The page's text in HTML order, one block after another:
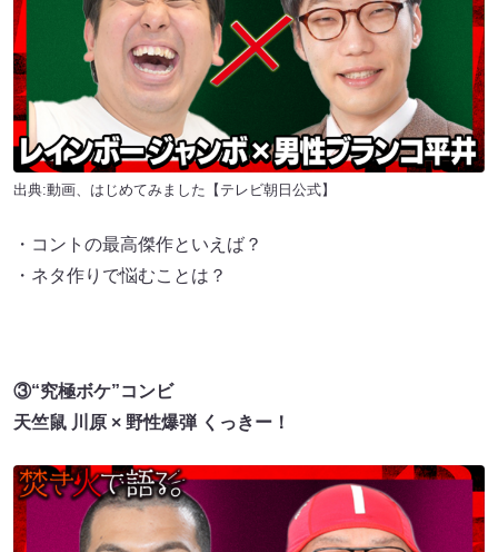
出典:動画、はじめてみました【テレビ朝日公式】
・コントの最高傑作といえば？
・ネタ作りで悩むことは？
③“究極ボケ”コンビ
天竺鼠 川原 × 野性爆弾 くっきー！